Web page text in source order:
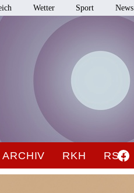
Wetter Sport News
ARCHIV RKH RSO